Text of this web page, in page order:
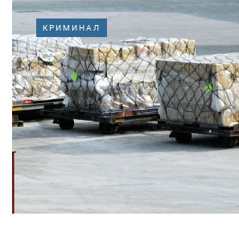
КРИМИНАЛ